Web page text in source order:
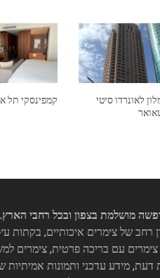
קמפינסקי תל
לאונרדו סיטי
מושלמת בצפון ובכל רחבי הארץ.
רחב של צימרים איכותיים, בקתות
צימרים עם בריכה פרטית, צימרים
דעת, מידע עדכני ותמונות אמיתיות